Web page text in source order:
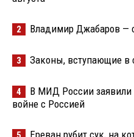
2 Владимир Джабаров —
3 Законы, вступающие в
4
В МИД России заявили
войне с Россией
Ереван рубит сук, на